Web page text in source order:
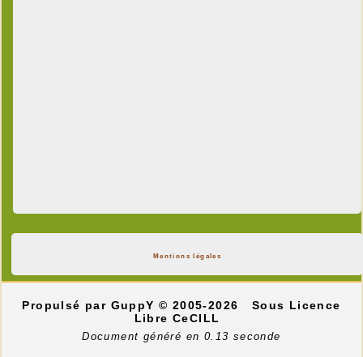
Mentions légales
Propulsé par GuppY© 2005-2026
Sous Licence
Libre CeCILL
Document généré en 0.13 seconde